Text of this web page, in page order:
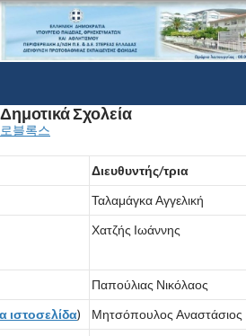
σε
περιεχόμενο
Δημοτικά Σχολεία
로블록스
Διευθυντής/τρια
Ταλαμάγκα Αγγελική
Χατζής Ιωάννης
Παπούλιας Νικόλαος
ιστοσελίδα) Μητσόπουλος Αναστάσιος